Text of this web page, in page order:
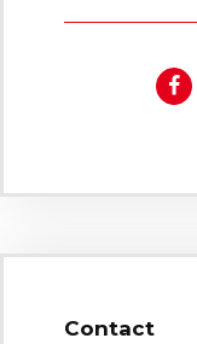
Contact